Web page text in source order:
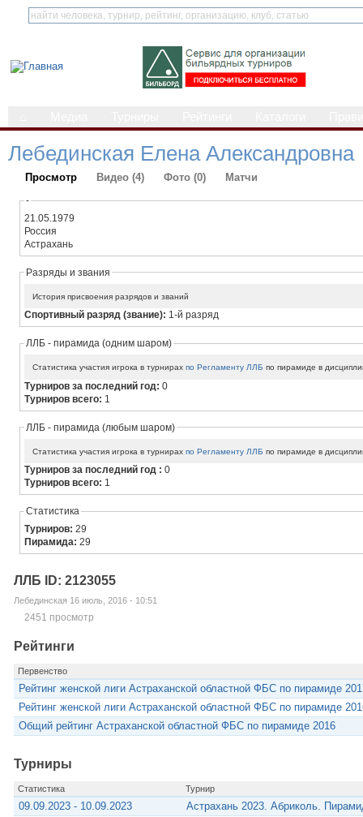
Лебединская Елена Александровна
Просмотр Видео (4) Фото (0) Матчи
-
21.05.1979
Россия
Астрахань
Разряды и звания
История присвоения разрядов и званий
Спортивный разряд (звание): 1-й разряд
ЛЛБ - пирамида (одним шаром)
Статистика участия игрока в турнирахпо Регламенту ЛЛБ по пирамиде в
Турниров за последний год:0
Турниров всего: 1
ЛЛБ - пирамида (любым шаром)
Статистика участия игрока в турнирахпо Регламенту ЛЛБ по пирамиде в
Турниров за последний год :0
Турниров всего: 1
Статистика
Турниров:29
Пирамида:29
ЛЛБ ID: 2123055
Лебединская 16 июль, 2016 - 10:51
2451 просмотр
Рейтинги
Первенство
Рейтинг женской лиги Астраханской областной ФБС по пирамиде
Рейтинг женской лиги Астраханской областной ФБС по пирамиде
Общий рейтинг Астраханской областной ФБС по пирамиде 2016
Турниры
Статистика Турнир
09.09.2023 - 10.09.2023
Астрахань 2023. Абриколь.